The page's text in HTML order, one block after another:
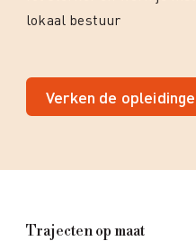
lokaal bestuur
Verken de
Trajecten op maat